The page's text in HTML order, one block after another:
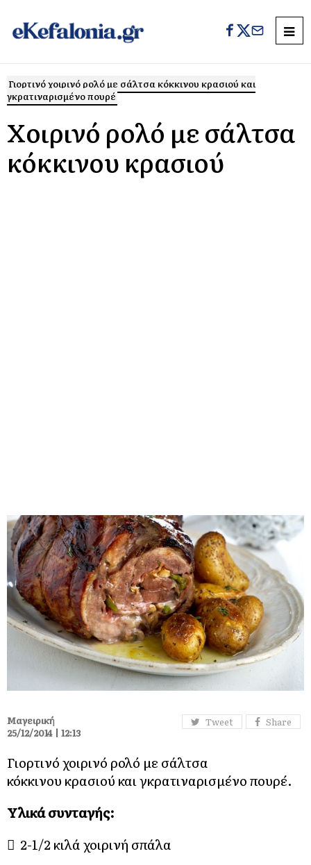
Γιορτινό χοιρινό ρολό με σάλτσα κόκκινου κρασιού και
γκρατιναρισμένο πουρέ
Χοιρινό ρολό με σάλτσα
κόκκινου κρασιού
Tweet Share
Μαγειρική
25/12/2014 | 12:13
Γιορτινό χοιρινό ρολό με σάλτσα
κόκκινου κρασιού και γκρατιναρισμένο πουρέ.
Υλικά συνταγής:
 2-1/2 κιλά χοιρινή σπάλα